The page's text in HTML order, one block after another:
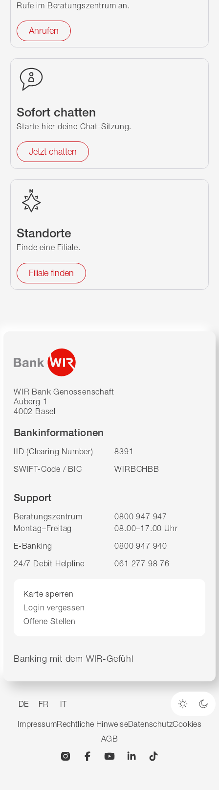
Rufe im Beratungszentrum an.
Anrufen
Sofort chatten
Starte hier deine Chat-Sitzung.
Jetzt chatten
Standorte
Finde eine Filiale.
Filiale finden
WIR Bank Genossenschaft
Auberg 1
4002 Basel
Bankinformationen
IID (Clearing Number)
8391
SWIFT-Code / BIC
WIRBCHBB
Support
Beratungszentrum
0800 947 947
Montag–Freitag
08.00–17.00 Uhr
E-Banking
0800 947 940
24/7 Debit Helpline
061 277 98 76
Karte sperren
Login vergessen
Offene Stellen
Banking mit dem WIR-Gefühl
DE FR IT
Heller
ImpressumRechtliche HinweiseDatenschutzCookies
AGB
InstagramFacebookYouTubeLinkedin